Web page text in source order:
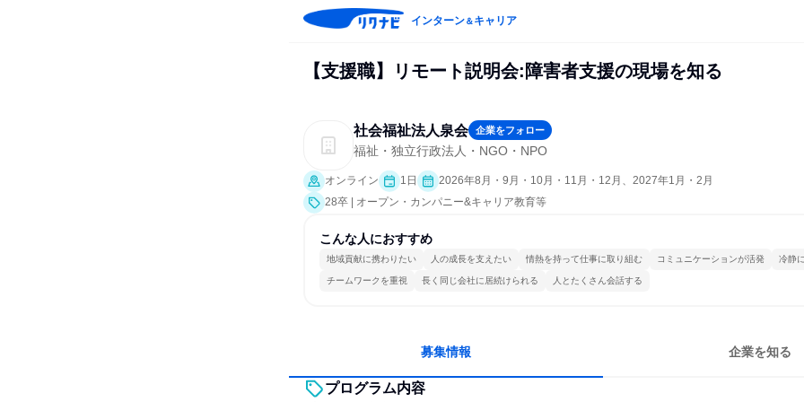
インターン＆キャリア
【支援職】リモート説明会:障害者支援の現場を知る
社会福祉法人泉会 企業をフォロー
福祉・独立行政法人・NGO・NPO
オンライン 1日
2026年8月・9月・10月・11月・12月、2027年1月・2月
28卒 | オープン・カンパニー&キャリア教育等
こんな人におすすめ
地域貢献に携わりたい 人の成長を支えたい 情熱を持って仕事に取り組む コミュニケーションが活発 冷静
チームワークを重視 長く同じ会社に居続けられる 人とたくさん会話する
募集情報 企業を知る
プログラム内容